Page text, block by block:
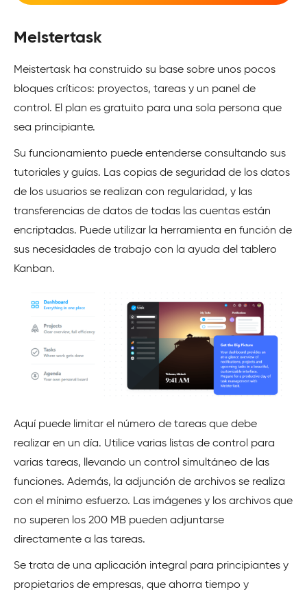
Meistertask
Meistertask ha construido su base sobre unos pocos
bloques críticos: proyectos, tareas y un panel de
control. El plan es gratuito para una sola persona que
sea principiante.
Su funcionamiento puede entenderse consultando sus
tutoriales y guías. Las copias de seguridad de los datos
de los usuarios se realizan con regularidad, y las
transferencias de datos de todas las cuentas están
encriptadas. Puede utilizar la herramienta en función de
sus necesidades de trabajo con la ayuda del tablero
Kanban.
Aquí puede limitar el número de tareas que debe
realizar en un día. Utilice varias listas de control para
varias tareas, llevando un control simultáneo de las
funciones. Además, la adjunción de archivos se realiza
con el mínimo esfuerzo. Las imágenes y los archivos que
no superen los 200 MB pueden adjuntarse
directamente a las tareas.
Se trata de una aplicación integral para principiantes y
propietarios de empresas, que ahorra tiempo y